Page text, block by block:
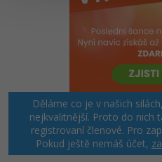
Time management
Windows
Linux
Sítě
Video
Fórum
Děláme co je v našich
nejkvalitnější. Proto do nich
registrovaní členové. Pro
Pokud ještě nemáš účet,